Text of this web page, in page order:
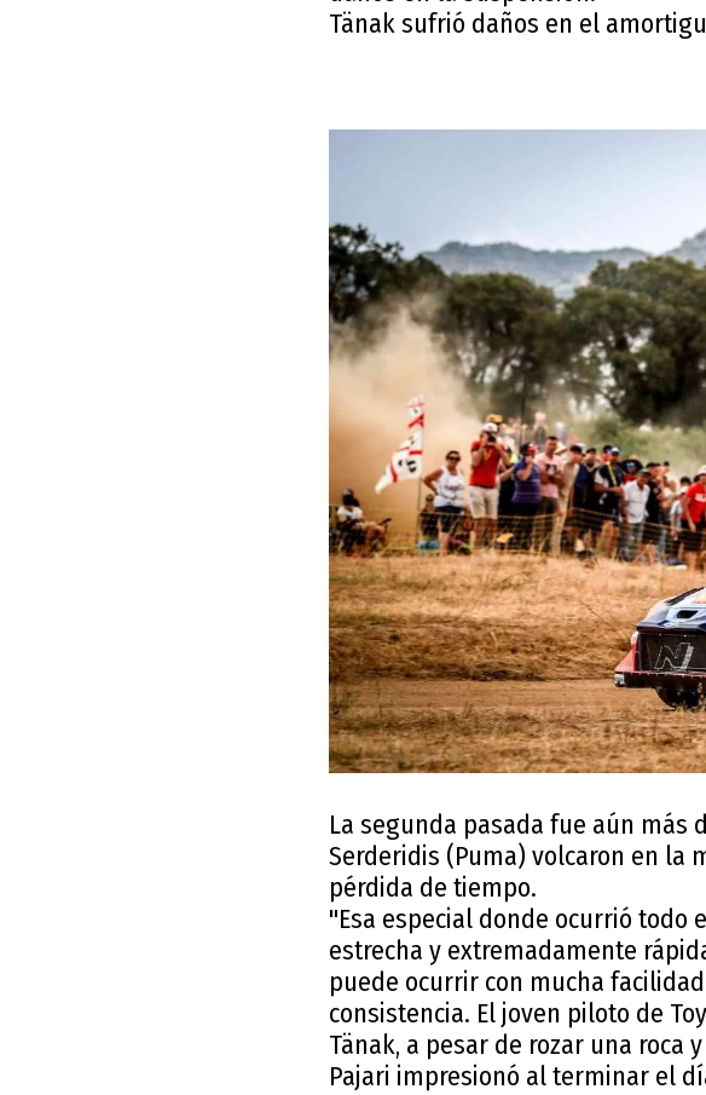
Tänak sufrió daños en el
La segunda pasada fue aún más
Serderidis (Puma) volcaron en la
pérdida de tiempo.
"Esa especial donde ocurrió todo
estrecha y extremadamente
puede ocurrir con mucha
consistencia. El joven piloto de
Tänak, a pesar de rozar una roca
Pajari impresionó al terminar el